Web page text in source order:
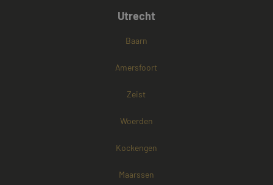
Utrecht
Baarn
Amersfoort
Zeist
Woerden
Kockengen
Maarssen